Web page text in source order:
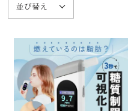
並び替え